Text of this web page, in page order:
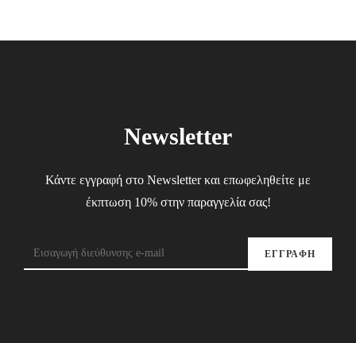
Newsletter
Κάντε εγγραφή στο Newsletter και επωφεληθείτε με
έκπτωση 10% στην παραγγελία σας!
ΕΓΓΡΑΦΗ